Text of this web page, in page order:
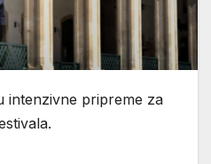
intenzivne pripreme za